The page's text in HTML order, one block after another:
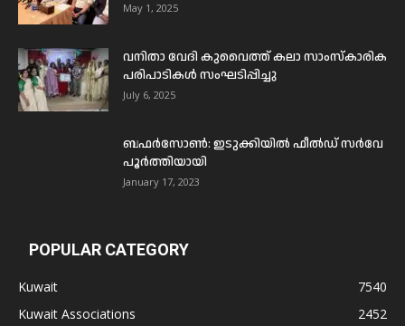
May 1, 2025
വനിതാ വേദി കുവൈത്ത് കലാ സാംസ്കാരിക
പരിപാടികൾ സംഘടിപ്പിച്ചു
July 6, 2025
ബഫര്‍സോണ്‍: ഇടുക്കിയില്‍ ഫീല്‍ഡ് സര്‍വേ
പൂര്‍ത്തിയായി
January 17, 2023
POPULAR CATEGORY
Kuwait
7540
Kuwait Associations
2452